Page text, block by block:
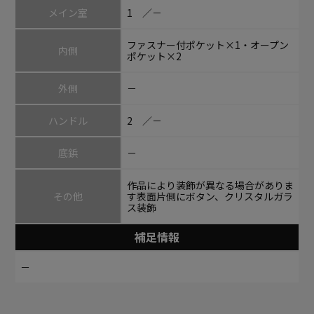
メイン室 1 ／－
内側
ファスナー付ポケット×1・オープン
ポケット×2
外側 －
ハンドル 2 ／－
底鋲 －
その他
作品により装飾が異なる場合がありま
す表面片側にボタン、クリスタルガラ
ス装飾
補足情報
－